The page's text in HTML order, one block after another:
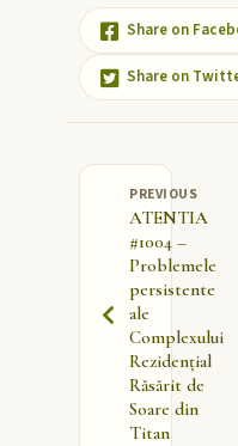
Share on
Share on
PREVIOUS
ATENTIA
#1004 –
Problemele
persistente
ale
Complexului
Rezidențial
Răsărit de
Soare din
Titan